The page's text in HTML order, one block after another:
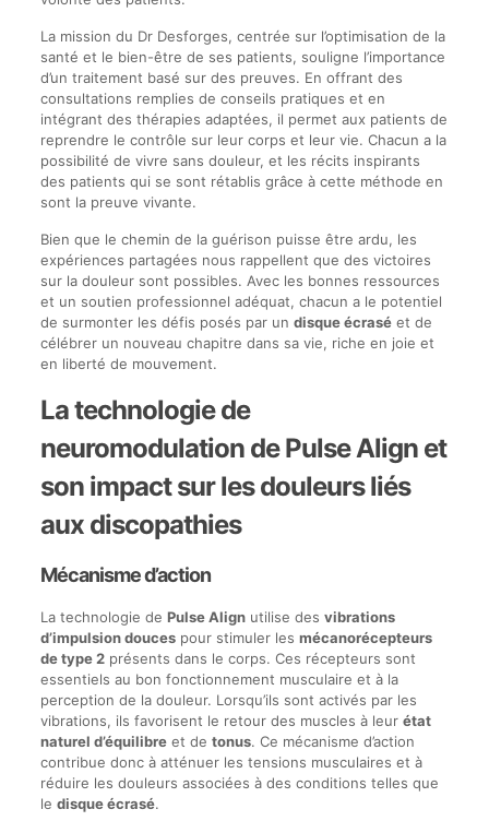
La mission du Dr Desforges, centrée sur l’optimisation de la
santé et le bien-être de ses patients, souligne l’importance
d’un traitement basé sur des preuves. En offrant des
consultations remplies de conseils pratiques et en
intégrant des thérapies adaptées, il permet aux patients de
reprendre le contrôle sur leur corps et leur vie. Chacun a la
possibilité de vivre sans douleur, et les récits inspirants
des patients qui se sont rétablis grâce à cette méthode en
sont la preuve vivante.
Bien que le chemin de la guérison puisse être ardu, les
expériences partagées nous rappellent que des victoires
sur la douleur sont possibles. Avec les bonnes ressources
et un soutien professionnel adéquat, chacun a le potentiel
de surmonter les défis posés par un disque écraséet de
célébrer un nouveau chapitre dans sa vie, riche en joie et
en liberté de mouvement.
La technologie de
neuromodulation de Pulse Align et
son impact sur les douleurs liés
aux discopathies
Mécanisme d’action
La technologie de Pulse Alignutilise des vibrations
d’impulsion doucespour stimuler les mécanorécepteurs
de type 2présents dans le corps. Ces récepteurs sont
essentiels au bon fonctionnement musculaire et à la
perception de la douleur. Lorsqu’ils sont activés par les
vibrations, ils favorisent le retour des muscles à leur état
naturel d’équilibreet de tonus. Ce mécanisme d’action
contribue donc à atténuer les tensions musculaires et à
réduire les douleurs associées à des conditions telles que
le disque écrasé.